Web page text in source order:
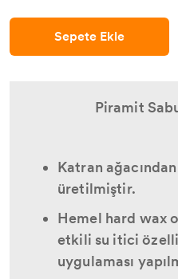
Sepete Ekle
Piramit
Katran
üretilmiştir.
Hemel hard wax
etkili su itici
uygulaması